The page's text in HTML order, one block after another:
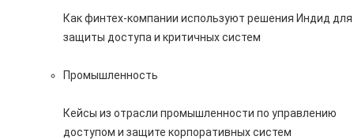
Как финтех-компании используют решения Индид для
защиты доступа и критичных систем
Промышленность
Кейсы из отрасли промышленности по управлению
доступом и защите корпоративных систем